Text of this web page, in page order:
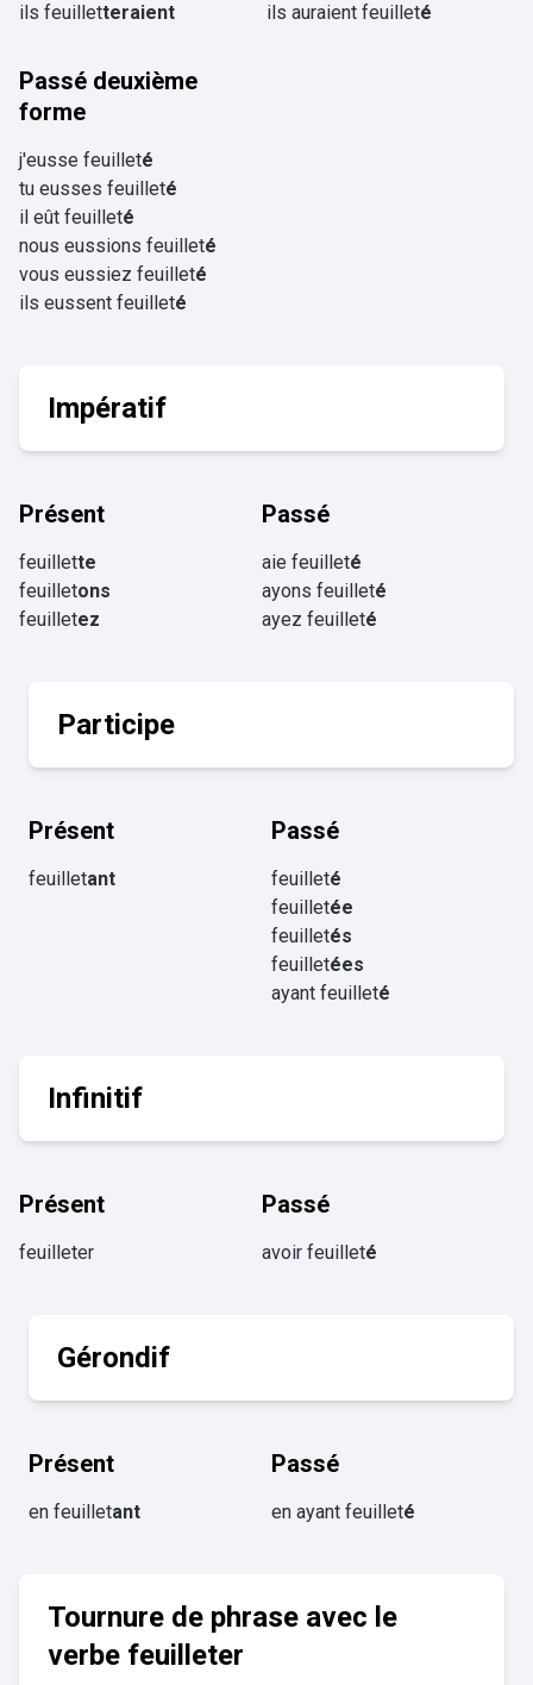
ils feuilletteraient ils auraient feuilleté
Passé deuxième
forme
j'eusse feuilleté
tu eusses feuilleté
il eût feuilleté
nous eussions feuilleté
vous eussiez feuilleté
ils eussent feuilleté
Impératif
Présent
feuillette
feuilletons
feuilletez
Passé
aie feuilleté
ayons feuilleté
ayez feuilleté
Participe
Présent
feuilletant
Passé
feuilleté
feuilletée
feuilletés
feuilletées
ayant feuilleté
Infinitif
Présent
feuilleter
Passé
avoir feuilleté
Gérondif
Présent
en feuilletant
Passé
en ayant feuilleté
Tournure de phrase avec le
verbe feuilleter